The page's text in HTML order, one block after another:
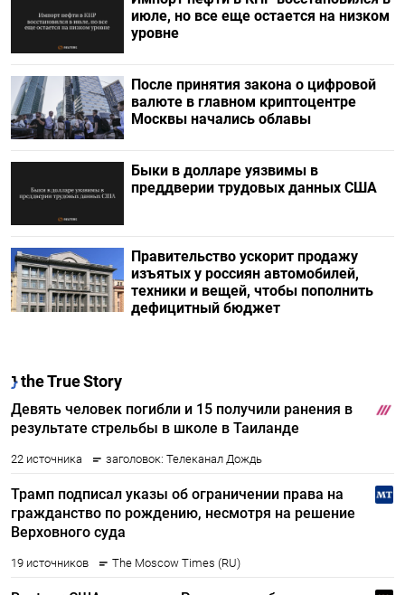
июле, но все еще остается на низком
уровне
После принятия закона о цифровой
валюте в главном криптоцентре
Москвы начались облавы
Быки в долларе уязвимы в
преддверии трудовых данных США
Правительство ускорит продажу
изъятых у россиян автомобилей,
техники и вещей, чтобы пополнить
дефицитный бюджет